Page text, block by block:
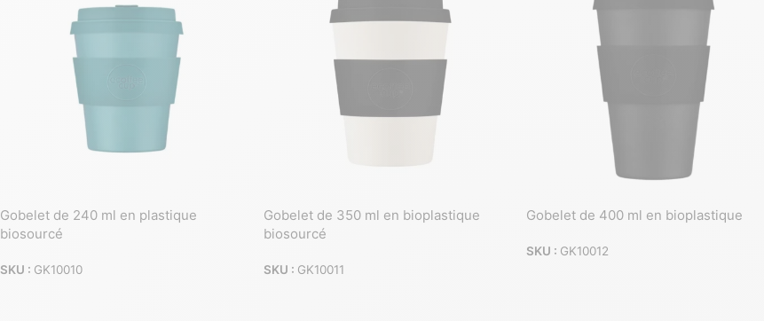
Gobelet de 240 ml en plastique
biosourcé
SKU : GK10010
Gobelet de 350 ml en bioplastique
biosourcé
SKU : GK10011
Gobelet de 400 ml en bioplastique
SKU : GK10012